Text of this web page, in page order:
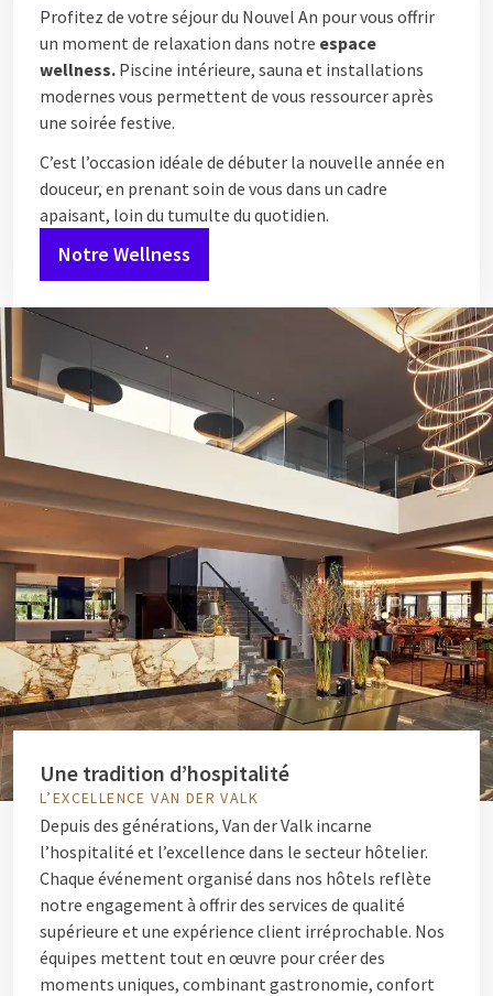
Profitez de votre séjour du Nouvel An pour vous offrir
un moment de relaxation dans notre espace
wellness. Piscine intérieure, sauna et installations
modernes vous permettent de vous ressourcer après
une soirée festive.
C’est l’occasion idéale de débuter la nouvelle année en
douceur, en prenant soin de vous dans un cadre
apaisant, loin du tumulte du quotidien.
Notre Wellness
Une tradition d’hospitalité
L’EXCELLENCE VAN DER VALK
Depuis des générations, Van der Valk incarne
l’hospitalité et l’excellence dans le secteur hôtelier.
Chaque événement organisé dans nos hôtels reflète
notre engagement à offrir des services de qualité
supérieure et une expérience client irréprochable. Nos
équipes mettent tout en œuvre pour créer des
moments uniques, combinant gastronomie, confort